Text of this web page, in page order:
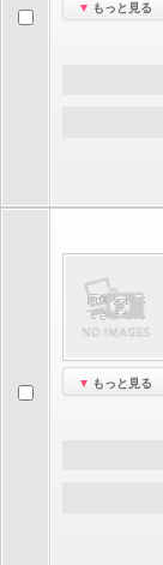
もっと見る
もっと見る